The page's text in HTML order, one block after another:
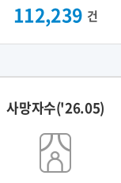
112,239 건
사망자수('26.05)